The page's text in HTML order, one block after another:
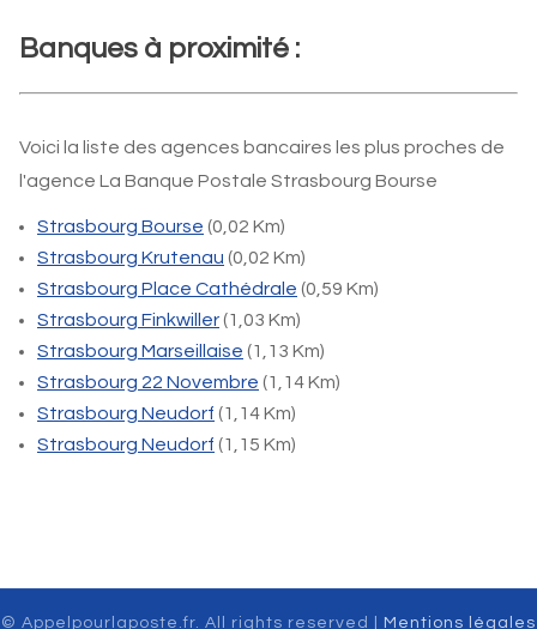
Banques à proximité :
Voici la liste des agences bancaires les plus proches de
l'agence La Banque Postale Strasbourg Bourse
Strasbourg Bourse (0,02 Km)
Strasbourg Krutenau (0,02 Km)
Strasbourg Place Cathédrale (0,59 Km)
Strasbourg Finkwiller(1,03 Km)
Strasbourg Marseillaise (1,13 Km)
Strasbourg 22 Novembre (1,14 Km)
Strasbourg Neudorf (1,14 Km)
Strasbourg Neudorf (1,15 Km)
© Appelpourlaposte.fr. All rights reserved | Mentions légales